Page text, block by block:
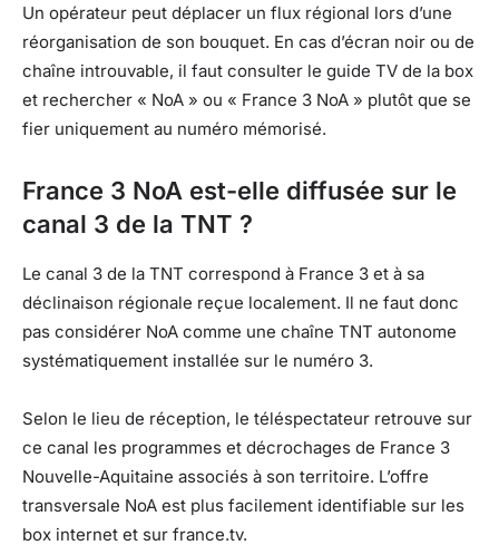
Un opérateur peut déplacer un flux régional lors d’une
réorganisation de son bouquet. En cas d’écran noir ou de
chaîne introuvable, il faut consulter le guide TV de la box
et rechercher « NoA » ou « France 3 NoA » plutôt que se
fier uniquement au numéro mémorisé.
France 3 NoA est-elle diffusée sur le
canal 3 de la TNT ?
Le canal 3 de la TNT correspond à France 3 et à sa
déclinaison régionale reçue localement. Il ne faut donc
pas considérer NoA comme une chaîne TNT autonome
systématiquement installée sur le numéro 3.
Selon le lieu de réception, le téléspectateur retrouve sur
ce canal les programmes et décrochages de France 3
Nouvelle-Aquitaine associés à son territoire. L’offre
transversale NoA est plus facilement identifiable sur les
box internet et sur france.tv.